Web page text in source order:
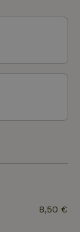
Netz von
aus.
8,50 €